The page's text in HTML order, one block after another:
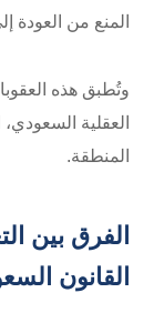
المنع من العودة
وتُطبق هذه
العقلية
المنطقة.
الفرق بين
القانون